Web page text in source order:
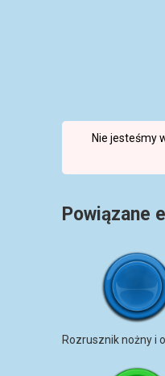
Nie jesteśmy
Powiązane